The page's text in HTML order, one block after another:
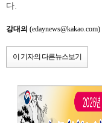
다.
강대의 (edaynews@kakao.com)
이 기자의 다른뉴스보기